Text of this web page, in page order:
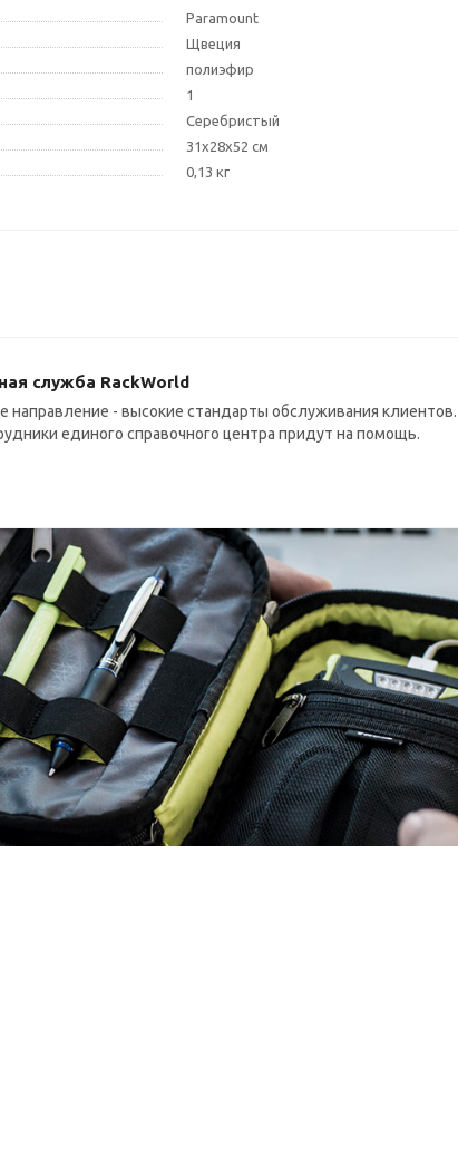
Paramount
Щвеция
полиэфир
1
Cеребристый
31x28x52 см
0,13 кг
служба RackWorld
направление - высокие стандарты обслуживания клиентов.
единого справочного центра придут на помощь.